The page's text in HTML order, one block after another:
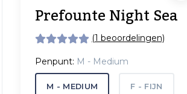
Prefounte Night Sea
(1 beoordelingen)
Penpunt: M - Medium
M - MEDIUM F - FIJN